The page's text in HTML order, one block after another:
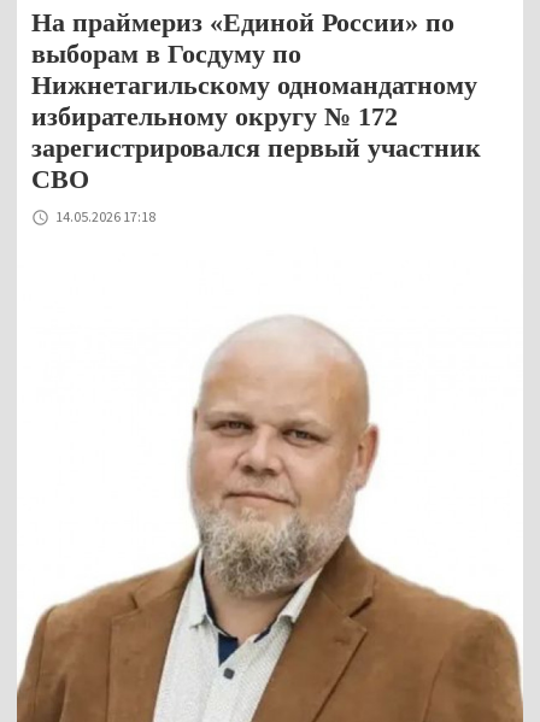
На праймериз «Единой России» по
выборам в Госдуму по
Нижнетагильскому одномандатному
избирательному округу № 172
зарегистрировался первый участник
СВО
14.05.2026 17:18